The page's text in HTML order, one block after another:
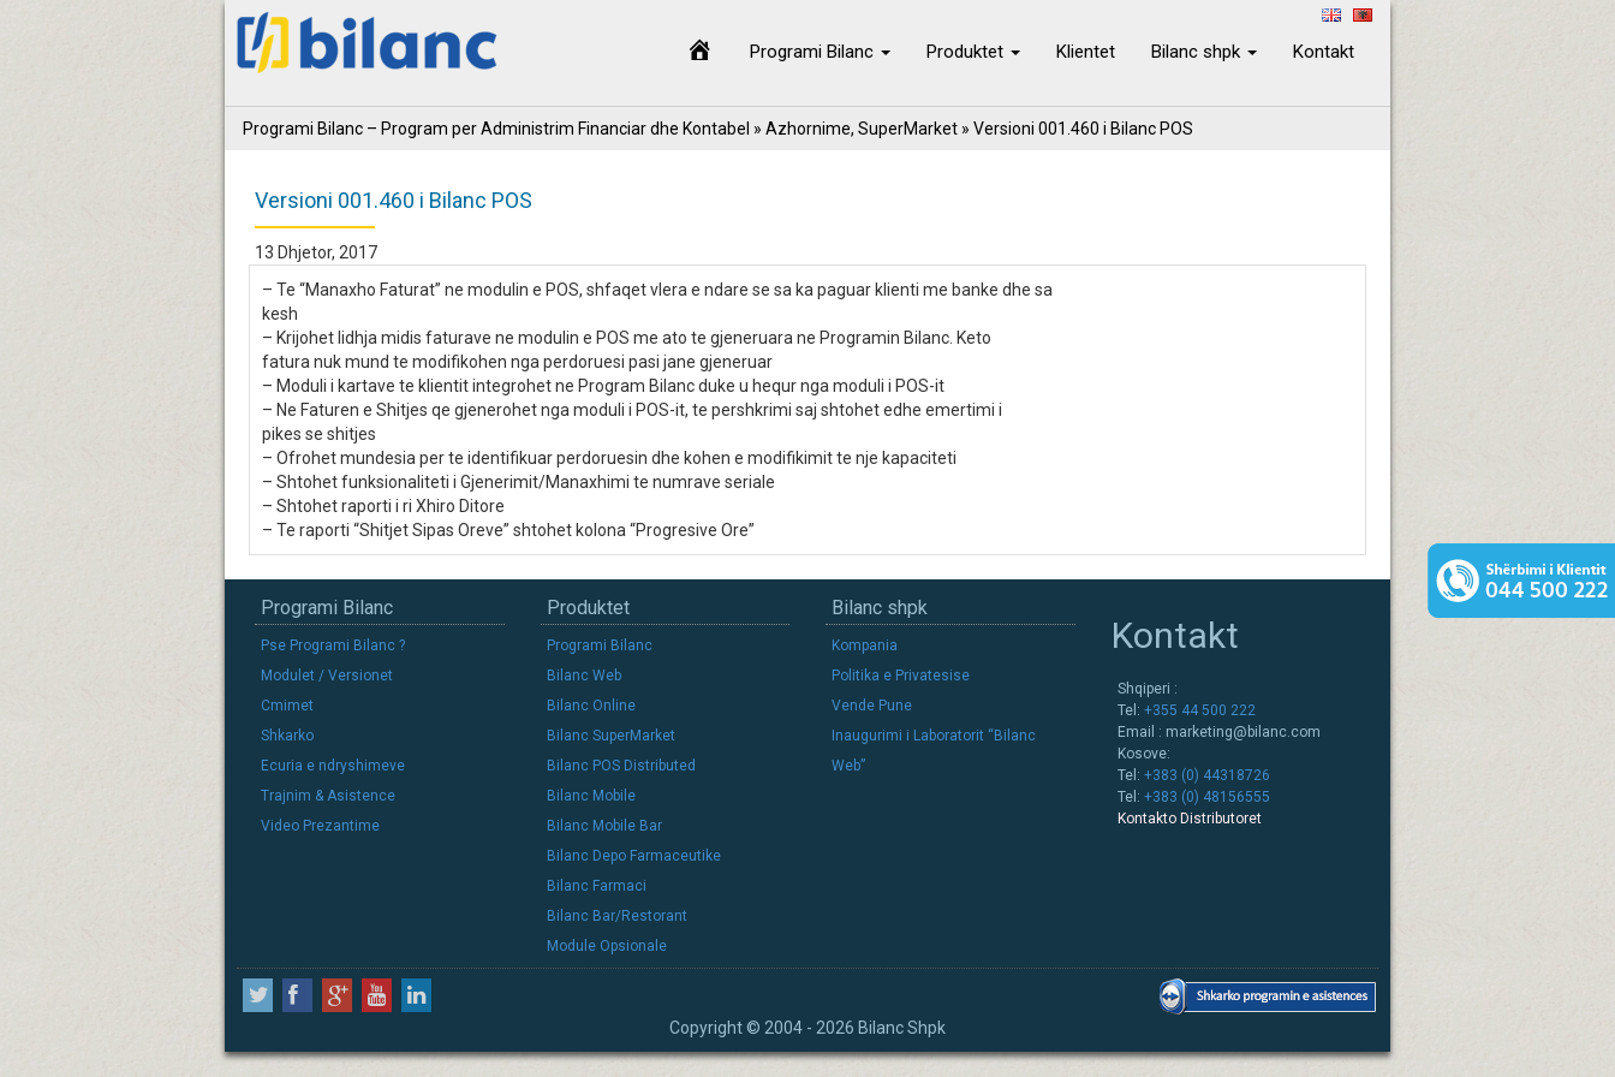
Programi Bilanc Produktet Klientet Bilanc shpk Kontakt
Programi Bilanc – Program per Administrim Financiar dhe Kontabel » Azhornime, SuperMarket » Versioni 001.460 i Bilanc POS
Versioni 001.460 i Bilanc POS
13 Dhjetor, 2017
– Te “Manaxho Faturat” ne modulin e POS, shfaqet vlera e ndare se sa ka paguar klienti me banke dhe sa
kesh
– Krijohet lidhja midis faturave ne modulin e POS me ato te gjeneruara ne Programin Bilanc. Keto
fatura nuk mund te modifikohen nga perdoruesi pasi jane gjeneruar
– Moduli i kartave te klientit integrohet ne Program Bilanc duke u hequr nga moduli i POS-it
– Ne Faturen e Shitjes qe gjenerohet nga moduli i POS-it, te pershkrimi saj shtohet edhe emertimi i
pikes se shitjes
– Ofrohet mundesia per te identifikuar perdoruesin dhe kohen e modifikimit te nje kapaciteti
– Shtohet funksionaliteti i Gjenerimit/Manaxhimi te numrave seriale
– Shtohet raporti i ri Xhiro Ditore
– Te raporti “Shitjet Sipas Oreve” shtohet kolona “Progresive Ore”
Programi Bilanc
Pse Programi Bilanc ?
Modulet / Versionet
Cmimet
Shkarko
Ecuria e ndryshimeve
Trajnim & Asistence
Video Prezantime
Produktet
Programi Bilanc
Bilanc Web
Bilanc Online
Bilanc SuperMarket
Bilanc POS Distributed
Bilanc Mobile
Bilanc Mobile Bar
Bilanc Depo Farmaceutike
Bilanc Farmaci
Bilanc Bar/Restorant
Module Opsionale
Bilanc shpk
Kompania
Politika e Privatesise
Vende Pune
Inaugurimi i Laboratorit “Bilanc
Web”
Kontakt
Shqiperi :
Tel: +355 44 500 222
Email : marketing@bilanc.com
Kosove:
Tel: +383 (0) 44318726
Tel: +383 (0) 48156555
Kontakto Distributoret
Copyright © 2004 - 2026 Bilanc Shpk